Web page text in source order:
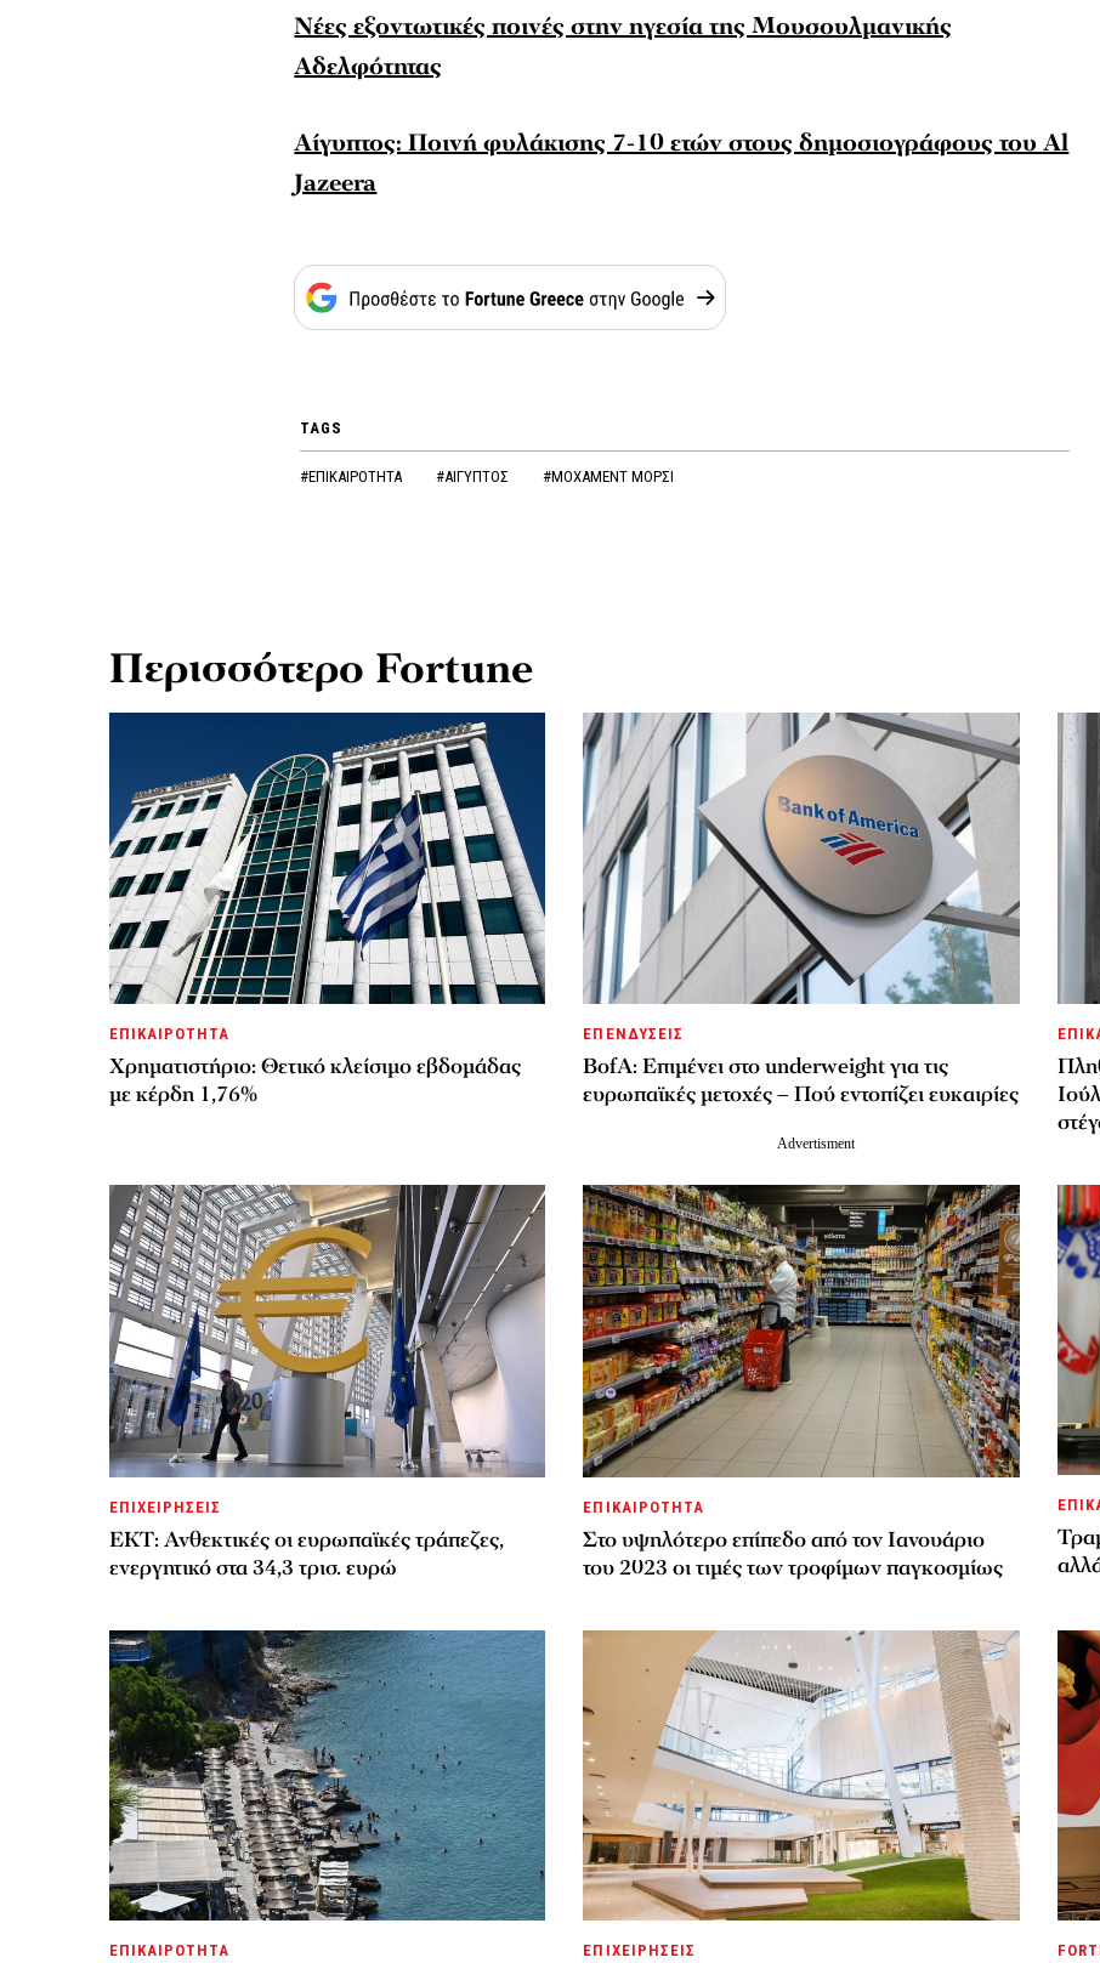
Νέες εξοντωτικές ποινές στην ηγεσία της Μουσουλμανικής
Αδελφότητας
Αίγυπτος: Ποινή φυλάκισης 7-10 ετών στους δημοσιογράφους του Al
Jazeera
TAGS
#ΕΠΙΚΑΙΡΟΤΗΤΑ #ΑΙΓΥΠΤΟΣ #ΜΟΧΑΜΕΝΤ ΜΟΡΣΙ
Περισσότερο Fortune
ΕΠΙΚΑΙΡΟΤΗΤΑ
Χρηματιστήριο: Θετικό κλείσιμο εβδομάδας
με κέρδη 1,76%
ΕΠΕΝΔΥΣΕΙΣ
BofA: Επιμένει στο underweight για τις
ευρωπαϊκές μετοχές – Πού εντοπίζει ευκαιρίες
ΕΠΙΧΕΙΡΗΣΕΙΣ
ΕΚΤ: Ανθεκτικές οι ευρωπαϊκές τράπεζες,
ενεργητικό στα 34,3 τρισ. ευρώ
ΕΠΙΚΑΙΡΟΤΗΤΑ
Στο υψηλότερο επίπεδο από τον Ιανουάριο
του 2023 οι τιμές των τροφίμων παγκοσμίως
ΕΠΙΚΑΙΡΟΤΗΤΑ ΕΠΙΧΕΙΡΗΣΕΙΣ